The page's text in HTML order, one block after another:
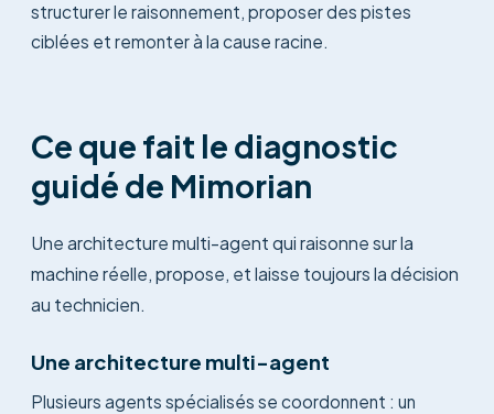
structurer le raisonnement, proposer des pistes
ciblées et remonter à la cause racine.
Ce que fait le diagnostic
guidé de Mimorian
Une architecture multi-agent qui raisonne sur la
machine réelle, propose, et laisse toujours la décision
au technicien.
Une architecture multi-agent
Plusieurs agents spécialisés se coordonnent : un